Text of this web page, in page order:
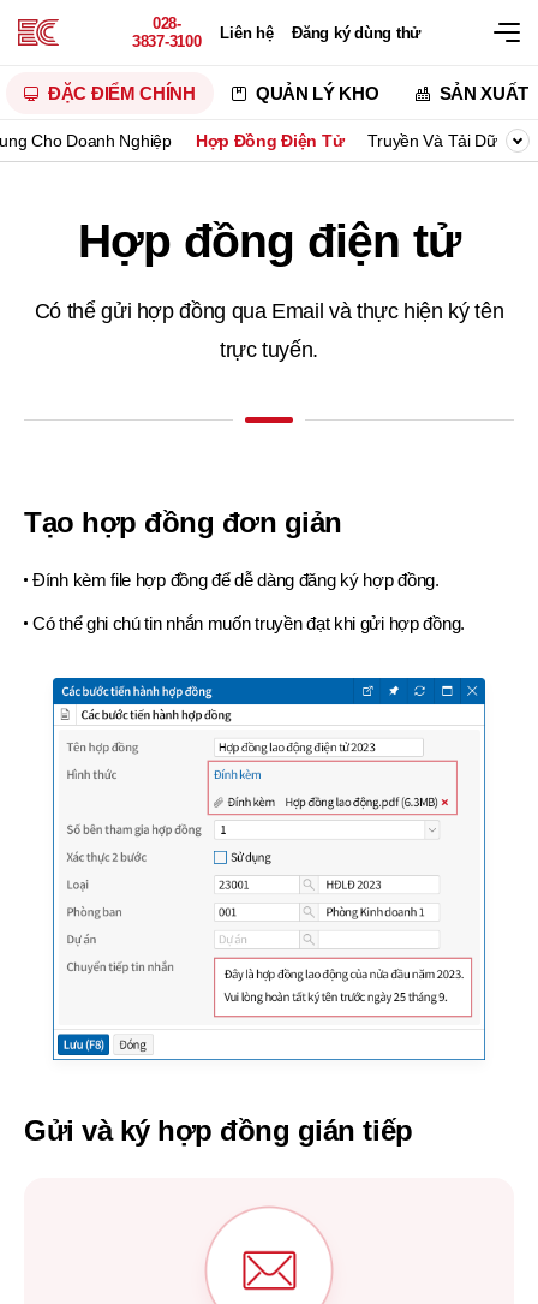
028-
3837-3100
Liên hệ Đăng ký dùng thử
ĐẶC ĐIỂM CHÍNH QUẢN LÝ KHO SẢN XUẤT
Cho Doanh Nghiệp Hợp Đồng Điện Tử Truyền Và Tải Dữ Liệu
Hợp đồng điện tử
Có thể gửi hợp đồng qua Email và thực hiện ký tên
trực tuyến.
Tạo hợp đồng đơn giản
Đính kèm file hợp đồng để dễ dàng đăng ký hợp đồng.
Có thể ghi chú tin nhắn muốn truyền đạt khi gửi hợp đồng.
Gửi và ký hợp đồng gián tiếp